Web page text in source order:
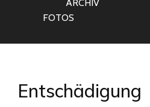
ARCHIV
FOTOS
Entschädigung